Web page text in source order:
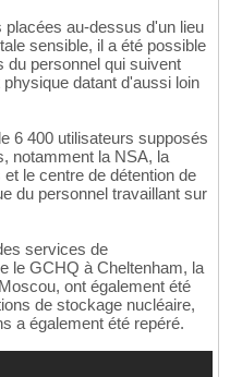
au-dessus d'un lieu
sensible, il a été possible
personnel qui suivent
datant d'aussi loin
6 400 utilisateurs supposés
notamment la NSA, la
le centre de détention de
du personnel travaillant sur
services de
le GCHQ à Cheltenham, la
ont également été
de stockage nucléaire,
a également été repéré.